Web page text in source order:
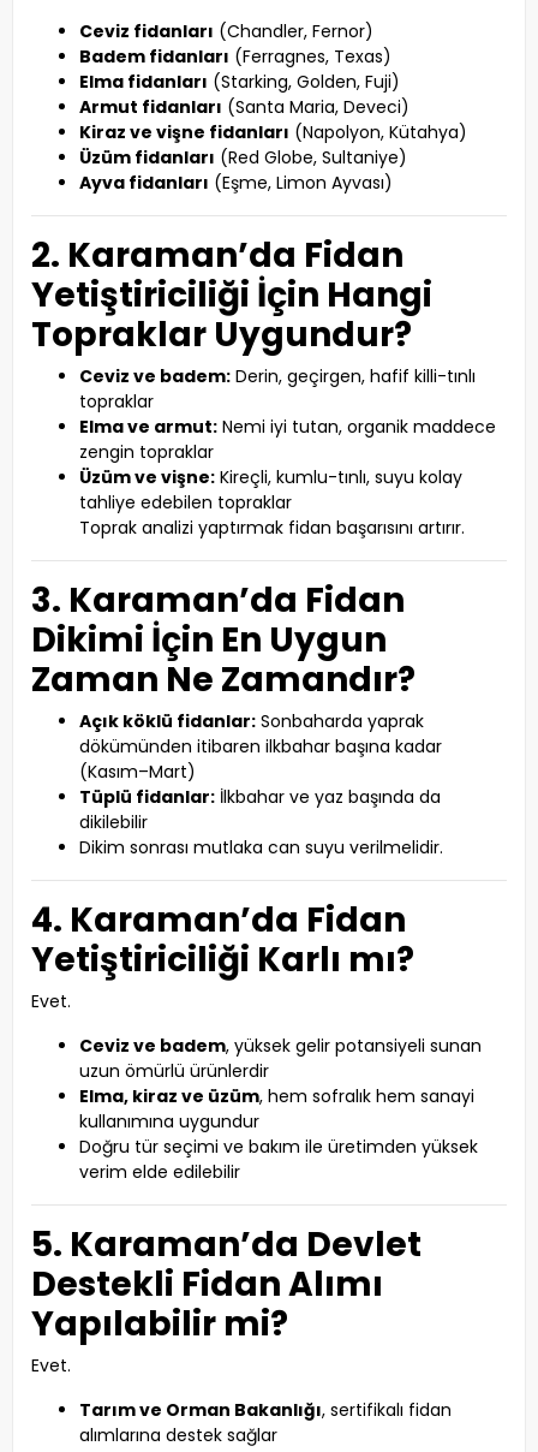
Ceviz fidanları (Chandler, Fernor)
Badem fidanları (Ferragnes, Texas)
Elma fidanları (Starking, Golden, Fuji)
Armut fidanları (Santa Maria, Deveci)
Kiraz ve vişne fidanları (Napolyon, Kütahya)
Üzüm fidanları (Red Globe, Sultaniye)
Ayva fidanları (Eşme, Limon Ayvası)
2. Karaman’da Fidan
Yetiştiriciliği İçin Hangi
Topraklar Uygundur?
Ceviz ve badem: Derin, geçirgen, hafif killi-tınlı
topraklar
Elma ve armut: Nemi iyi tutan, organik maddece
zengin topraklar
Üzüm ve vişne: Kireçli, kumlu-tınlı, suyu kolay
tahliye edebilen topraklar
Toprak analizi yaptırmak fidan başarısını artırır.
3. Karaman’da Fidan
Dikimi İçin En Uygun
Zaman Ne Zamandır?
Açık köklü fidanlar: Sonbaharda yaprak
dökümünden itibaren ilkbahar başına kadar
(Kasım–Mart)
Tüplü fidanlar: İlkbahar ve yaz başında da
dikilebilir
Dikim sonrası mutlaka can suyu verilmelidir.
4. Karaman’da Fidan
Yetiştiriciliği Karlı mı?
Evet.
Ceviz ve badem, yüksek gelir potansiyeli sunan
uzun ömürlü ürünlerdir
Elma, kiraz ve üzüm, hem sofralık hem sanayi
kullanımına uygundur
Doğru tür seçimi ve bakım ile üretimden yüksek
verim elde edilebilir
5. Karaman’da Devlet
Destekli Fidan Alımı
Yapılabilir mi?
Evet.
Tarım ve Orman Bakanlığı, sertifikalı fidan
alımlarına destek sağlar